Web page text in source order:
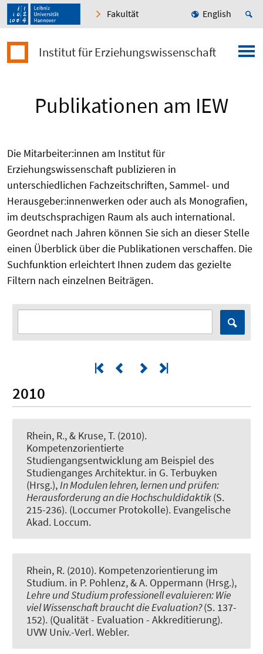
Fakultät English
Institut für Erziehungswissenschaft
Publikationen am IEW
Die Mitarbeiter:innen am Institut für
Erziehungswissenschaft publizieren in
unterschiedlichen Fachzeitschriften, Sammel- und
Herausgeber:innenwerken oder auch als Monografien,
im deutschsprachigen Raum als auch international.
Geordnet nach Jahren können Sie sich an dieser Stelle
einen Überblick über die Publikationen verschaffen. Die
Suchfunktion erleichtert Ihnen zudem das gezielte
Filtern nach einzelnen Beiträgen.
2010
Rhein, R., & Kruse, T. (2010).
Kompetenzorientierte
Studiengangsentwicklung am Beispiel des
Studienganges Architektur. in G. Terbuyken
(Hrsg.), In Modulen lehren, lernen und prüfen:
Herausforderung an die Hochschuldidaktik(S.
215-236). (Loccumer Protokolle). Evangelische
Akad. Loccum.
Rhein, R. (2010). Kompetenzorientierung im
Studium. in P. Pohlenz, & A. Oppermann (Hrsg.),
Lehre und Studium professionell evaluieren: Wie
viel Wissenschaft braucht die Evaluation?(S. 137-
152). (Qualität - Evaluation - Akkreditierung).
UVW Univ.-Verl. Webler.